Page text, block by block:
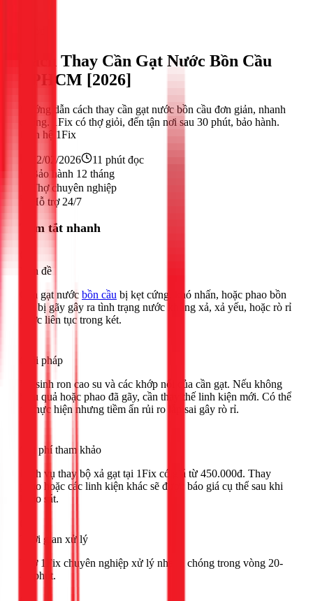
Cách Thay Cần Gạt Nước Bồn Cầu
TPHCM [2026]
Hướng dẫn cách thay cần gạt nước bồn cầu đơn giản, nhanh
chóng. 1Fix có thợ giỏi, đến tận nơi sau 30 phút, bảo hành.
Liên hệ 1Fix
22/02/2026 11 phút đọc
Bảo hành 12 tháng
Thợ chuyên nghiệp
Hỗ trợ 24/7
Tóm tắt nhanh
Vấn đề
Cần gạt nước bồn cầu bị kẹt cứng, khó nhấn, hoặc phao bồn
cầu bị gãy gây ra tình trạng nước không xả, xả yếu, hoặc rò rỉ
nước liên tục trong két.
Giải pháp
Vệ sinh ron cao su và các khớp nối của cần gạt. Nếu không
hiệu quả hoặc phao đã gãy, cần thay thế linh kiện mới. Có thể
tự thực hiện nhưng tiềm ẩn rủi ro lắp sai gây rò rỉ.
Chi phí tham khảo
Dịch vụ thay bộ xả gạt tại 1Fix có giá từ 450.000đ. Thay
phao hoặc các linh kiện khác sẽ được báo giá cụ thể sau khi
khảo sát.
Thời gian xử lý
Thợ 1Fix chuyên nghiệp xử lý nhanh chóng trong vòng 20-
40 phút.